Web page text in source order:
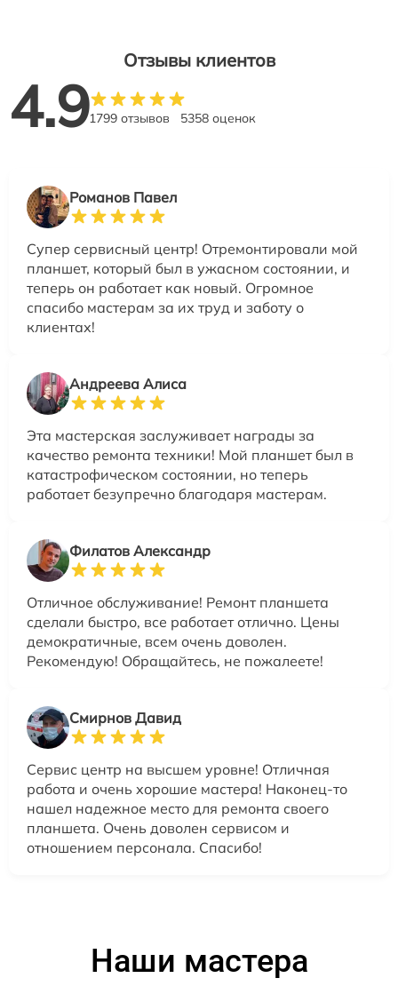
Отзывы клиентов
4.91799 отзывов 5358 оценок
Романов Павел
Супер сервисный центр! Отремонтировали мой
планшет, который был в ужасном состоянии, и
теперь он работает как новый. Огромное
спасибо мастерам за их труд и заботу о
клиентах!
Андреева Алиса
Эта мастерская заслуживает награды за
качество ремонта техники! Мой планшет был в
катастрофическом состоянии, но теперь
работает безупречно благодаря мастерам.
Филатов Александр
Отличное обслуживание! Ремонт планшета
сделали быстро, все работает отлично. Цены
демократичные, всем очень доволен.
Рекомендую! Обращайтесь, не пожалеете!
Смирнов Давид
Сервис центр на высшем уровне! Отличная
работа и очень хорошие мастера! Наконец-то
нашел надежное место для ремонта своего
планшета. Очень доволен сервисом и
отношением персонала. Спасибо!
Наши мастера